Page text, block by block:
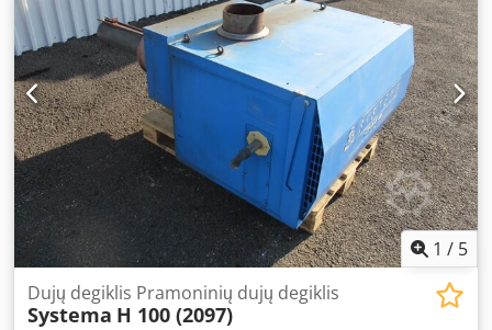
parodyta nuotraukose: - Gamtinio dujų reguliavimo ir
tiekimo linija - Dujų slėgio reguliatorius - Dujų skaitiklis -
Slėgio matuoklis - Motorizuotas „Bosch“ vožtuvo pavara -
Sklendinis uždarymo/reguliavimo vožtuvas - Atitinkami
vamzdžių segmentai, flanšai, sandarikliai ir montavimo
detalės Komponentai tiekiami išardyti. Prieš įrengimą
būtina patikrinti jų pilnumą ir tinkamumą pirkėjo
įrenginiui.
1 / 5
Dujų degiklis Pramoninių dujų degiklis
Systema H 100 (2097)